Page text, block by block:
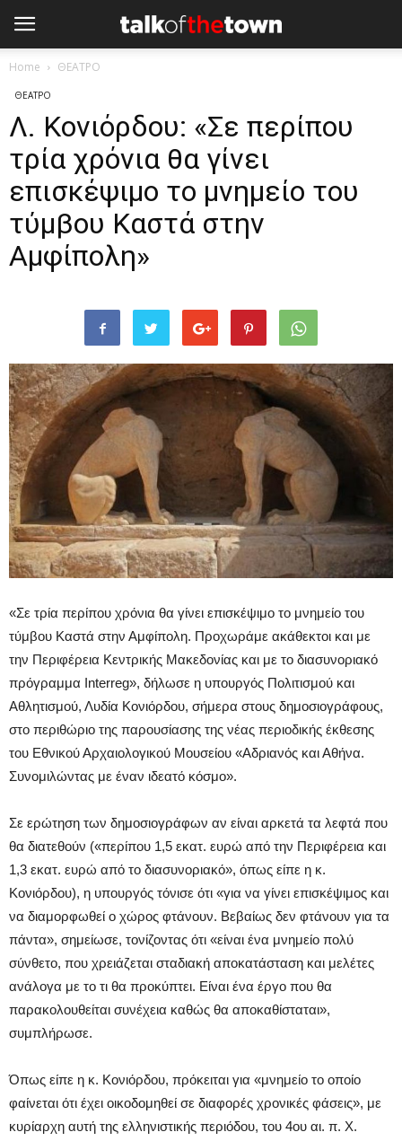
Home ΘΕΑΤΡΟ
ΘΕΑΤΡΟ
Λ. Κονιόρδου: «Σε περίπου
τρία χρόνια θα γίνει
επισκέψιμο το μνημείο του
τύμβου Καστά στην
Αμφίπολη»
«Σε τρία περίπου χρόνια θα γίνει επισκέψιμο το μνημείο του
τύμβου Καστά στην Αμφίπολη. Προχωράμε ακάθεκτοι και με
την Περιφέρεια Κεντρικής Μακεδονίας και με το διασυνοριακό
πρόγραμμα Interreg», δήλωσε η υπουργός Πολιτισμού και
Αθλητισμού, Λυδία Κονιόρδου, σήμερα στους δημοσιογράφους,
στο περιθώριο της παρουσίασης της νέας περιοδικής έκθεσης
του Εθνικού Αρχαιολογικού Μουσείου «Αδριανός και Αθήνα.
Συνομιλώντας με έναν ιδεατό κόσμο».
Σε ερώτηση των δημοσιογράφων αν είναι αρκετά τα λεφτά που
θα διατεθούν («περίπου 1,5 εκατ. ευρώ από την Περιφέρεια και
1,3 εκατ. ευρώ από το διασυνοριακό», όπως είπε η κ.
Κονιόρδου), η υπουργός τόνισε ότι «για να γίνει επισκέψιμος και
να διαμορφωθεί ο χώρος φτάνουν. Βεβαίως δεν φτάνουν για τα
πάντα», σημείωσε, τονίζοντας ότι «είναι ένα μνημείο πολύ
σύνθετο, που χρειάζεται σταδιακή αποκατάσταση και μελέτες
ανάλογα με το τι θα προκύπτει. Είναι ένα έργο που θα
παρακολουθείται συνέχεια καθώς θα αποκαθίσταται»,
συμπλήρωσε.
Όπως είπε η κ. Κονιόρδου, πρόκειται για «μνημείο το οποίο
φαίνεται ότι έχει οικοδομηθεί σε διαφορές χρονικές φάσεις», με
κυρίαρχη αυτή της ελληνιστικής περιόδου, του 4ου αι. π. Χ.